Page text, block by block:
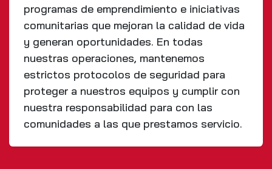
programas de emprendimiento e iniciativas
comunitarias que mejoran la calidad de vida
y generan oportunidades. En todas
nuestras operaciones, mantenemos
estrictos protocolos de seguridad para
proteger a nuestros equipos y cumplir con
nuestra responsabilidad para con las
comunidades a las que prestamos servicio.